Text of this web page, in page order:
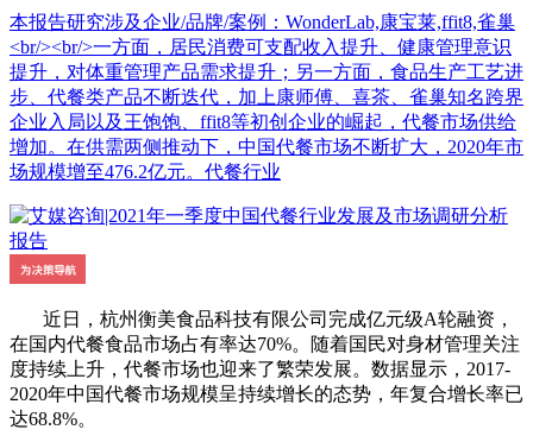
本报告研究涉及企业/品牌/案例：WonderLab,康宝莱,ffit8,雀巢
<br/><br/>一方面，居民消费可支配收入提升、健康管理意识
提升，对体重管理产品需求提升；另一方面，食品生产工艺进
步、代餐类产品不断迭代，加上康师傅、喜茶、雀巢知名跨界
企业入局以及王饱饱、ffit8等初创企业的崛起，代餐市场供给
增加。在供需两侧推动下，中国代餐市场不断扩大，2020年市
场规模增至476.2亿元。代餐行业
近日，杭州衡美食品科技有限公司完成亿元级A轮融资，
在国内代餐食品市场占有率达70%。随着国民对身材管理关注
度持续上升，代餐市场也迎来了繁荣发展。数据显示，2017-
2020年中国代餐市场规模呈持续增长的态势，年复合增长率已
达68.8%。